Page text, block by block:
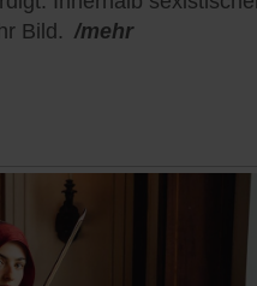
Bild. /mehr